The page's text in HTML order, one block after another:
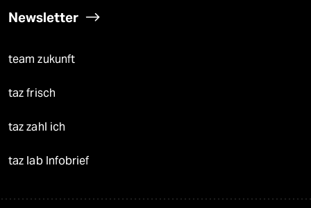
Newsletter
team zukunft
taz frisch
taz zahl ich
taz lab Infobrief